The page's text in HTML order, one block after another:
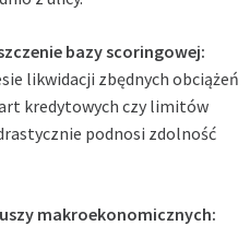
bazy scoringowej:
likwidacji zbędnych obciążeń
kredytowych czy limitów
podnosi zdolność
makroekonomicznych: